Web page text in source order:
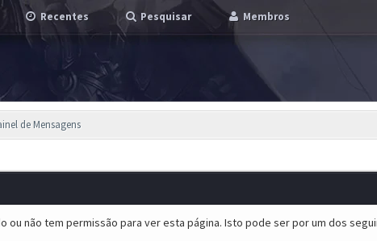
Recentes Pesquisar Membros
de Mensagens
ou não tem permissão para ver esta página. Isto pode ser por um dos